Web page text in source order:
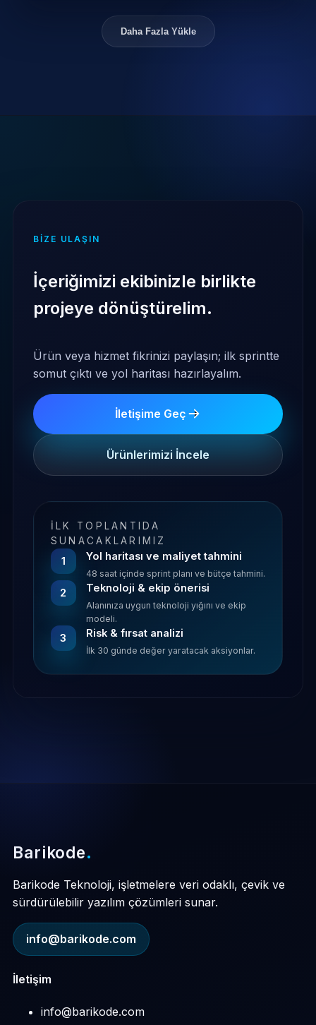
Daha Fazla Yükle
BIZE ULAŞIN
İçeriğimizi ekibinizle birlikte
projeye dönüştürelim.
Ürün veya hizmet fikrinizi paylaşın; ilk sprintte
somut çıktı ve yol haritası hazırlayalım.
İletişime Geç
Ürünlerimizi İncele
İLK TOPLANTIDA
SUNACAKLARIMIZ
1 Yol haritası ve maliyet tahmini
48 saat içinde sprint planı ve bütçe tahmini.
2 Teknoloji & ekip önerisi
Alanınıza uygun teknoloji yığını ve ekip
modeli.
3 Risk & fırsat analizi
İlk 30 günde değer yaratacak aksiyonlar.
Barikode.
Barikode Teknoloji, işletmelere veri odaklı, çevik ve
sürdürülebilir yazılım çözümleri sunar.
info@barikode.com
İletişim
info@barikode.com